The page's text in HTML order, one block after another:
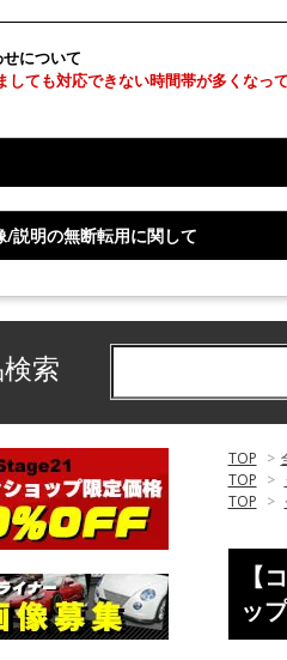
について
しても対応できない時間帯が多くなっ
/説明の無断転用に関して
索
TOP >
TOP >
TOP >
【
ッ